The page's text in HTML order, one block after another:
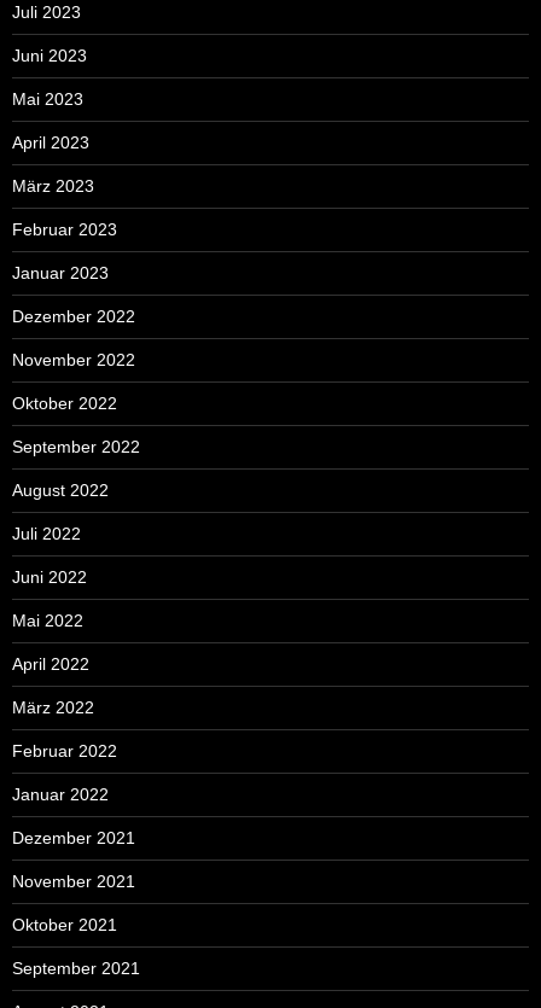
Juli 2023
Juni 2023
Mai 2023
April 2023
März 2023
Februar 2023
Januar 2023
Dezember 2022
November 2022
Oktober 2022
September 2022
August 2022
Juli 2022
Juni 2022
Mai 2022
April 2022
März 2022
Februar 2022
Januar 2022
Dezember 2021
November 2021
Oktober 2021
September 2021